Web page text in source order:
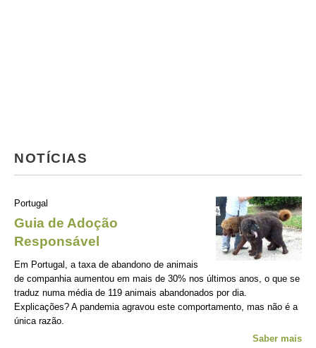
NOTÍCIAS
Portugal
Guia de Adoção
Responsável
Em Portugal, a taxa de abandono de animais
de companhia aumentou em mais de 30% nos últimos anos, o que se
traduz numa média de 119 animais abandonados por dia.
Explicações? A pandemia agravou este comportamento, mas não é a
única razão.
Saber mais